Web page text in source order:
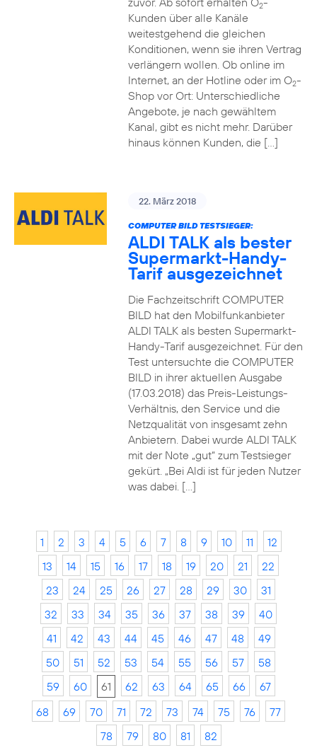
2
Kunden über alle Kanäle
weitestgehend die gleichen
Konditionen, wenn sie ihren Vertrag
verlängern wollen. Ob online im
Internet, an der Hotline oder im O2-
Shop vor Ort: Unterschiedliche
Angebote, je nach gewähltem
Kanal, gibt es nicht mehr. Darüber
hinaus können Kunden, die […]
22. März 2018
COMPUTER BILD TESTSIEGER:
ALDI TALK als bester
Supermarkt-Handy-
Tarif ausgezeichnet
Die Fachzeitschrift COMPUTER
BILD hat den Mobilfunkanbieter
ALDI TALK als besten Supermarkt-
Handy-Tarif ausgezeichnet. Für den
Test untersuchte die COMPUTER
BILD in ihrer aktuellen Ausgabe
(17.03.2018) das Preis-Leistungs-
Verhältnis, den Service und die
Netzqualität von insgesamt zehn
Anbietern. Dabei wurde ALDI TALK
mit der Note „gut“ zum Testsieger
gekürt. „Bei Aldi ist für jeden Nutzer
was dabei. […]
1 2 3 4 5 6 7 8 9 10 11
12
13
14 15 16 17 18 19 20 21
22
23
24 25 26 27 28 29 30
31
32
33 34 35 36 37 38 39
40
41
42 43 44 45 46 47 48
49
50
51 52 53 54 55 56 57
58
59
60 61 62 63 64 65 66
67
68
69 70 71 72 73 74 75 76
77
78
79 80 81 82